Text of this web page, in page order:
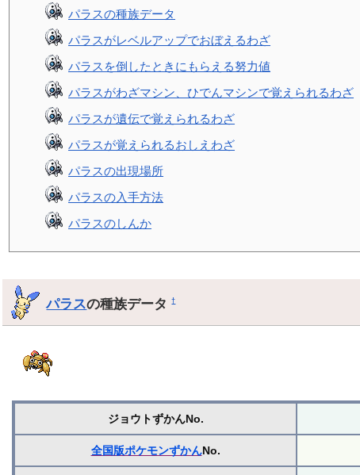
パラスの種族データ
パラスがレベルアップでおぼえるわざ
パラスを倒したときにもらえる努力値
パラスがわざマシン、ひでんマシンで覚えられるわざ
パラスが遺伝で覚えられるわざ
パラスが覚えられるおしえわざ
パラスの出現場所
パラスの入手方法
パラスのしんか
パラスの種族データ†
ジョウトずかんNo.
全国版ポケモンずかんNo.